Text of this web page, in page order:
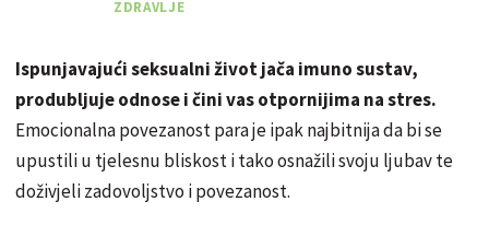
ZDRAVLJE
Ispunjavajući seksualni život jača imuno sustav,
produbljuje odnose i čini vas otpornijima na stres.
Emocionalna povezanost para je ipak najbitnija da bi se
upustili u tjelesnu bliskost i tako osnažili svoju ljubav te
doživjeli zadovoljstvo i povezanost.